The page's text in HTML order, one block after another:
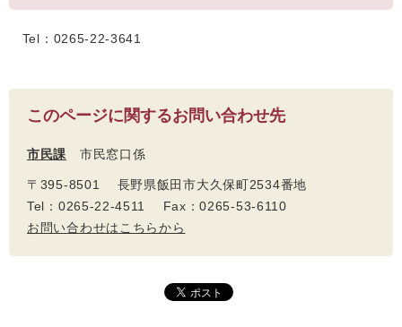
Tel：0265-22-3641
このページに関するお問い合わせ先
市民課 市民窓口係
〒395-8501 長野県飯田市大久保町2534番地
Tel：0265-22-4511 Fax：0265-53-6110
お問い合わせはこちらから